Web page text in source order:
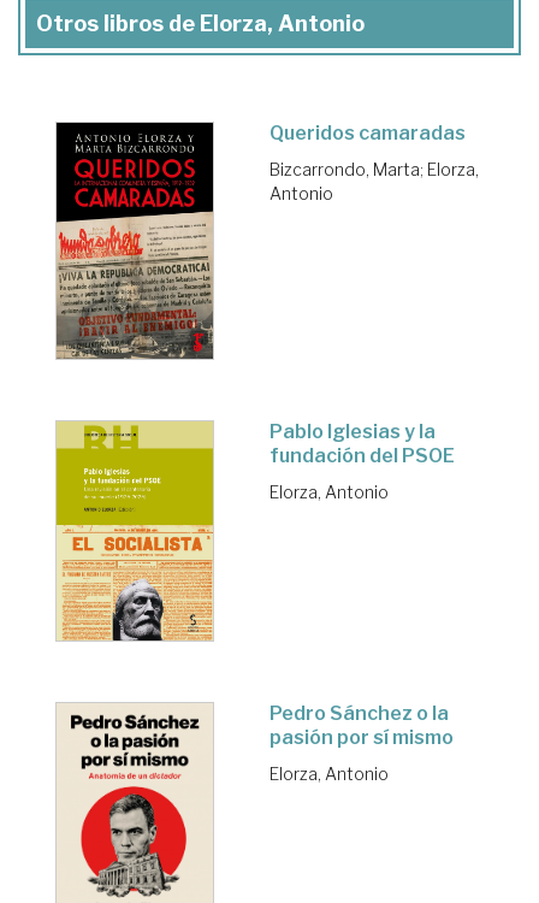
Otros libros de Elorza, Antonio
Queridos camaradas
Bizcarrondo, Marta; Elorza,
Antonio
Pablo Iglesias y la
fundación del PSOE
Elorza, Antonio
Pedro Sánchez o la
pasión por sí mismo
Elorza, Antonio